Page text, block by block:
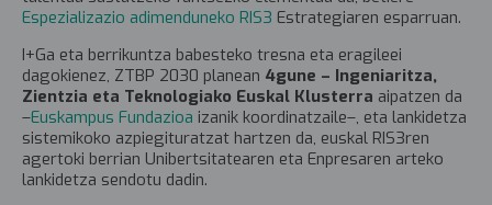
Espezializazio adimenduneko RIS3 Estrategiaren esparruan.
I+Ga eta berrikuntza babesteko tresna eta eragileei
dagokienez, ZTBP 2030 planean 4gune – Ingeniaritza,
Zientzia eta Teknologiako Euskal Klusterra aipatzen da
–Euskampus Fundazioa izanik koordinatzaile–, eta lankidetza
sistemikoko azpiegituratzat hartzen da, euskal RIS3ren
agertoki berrian Unibertsitatearen eta Enpresaren arteko
lankidetza sendotu dadin.